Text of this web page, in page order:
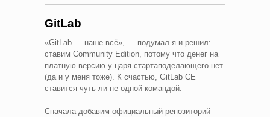
GitLab
«GitLab — наше всё», — подумал я и решил:
ставим Community Edition, потому что денег на
платную версию у царя стартаподелающего нет
(да и у меня тоже). К счастью, GitLab CE
ставится чуть ли не одной командой.
Сначала добавим официальный репозиторий